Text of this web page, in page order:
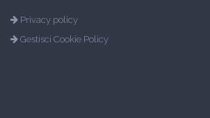
Privacy policy
Gestisci Cookie Policy